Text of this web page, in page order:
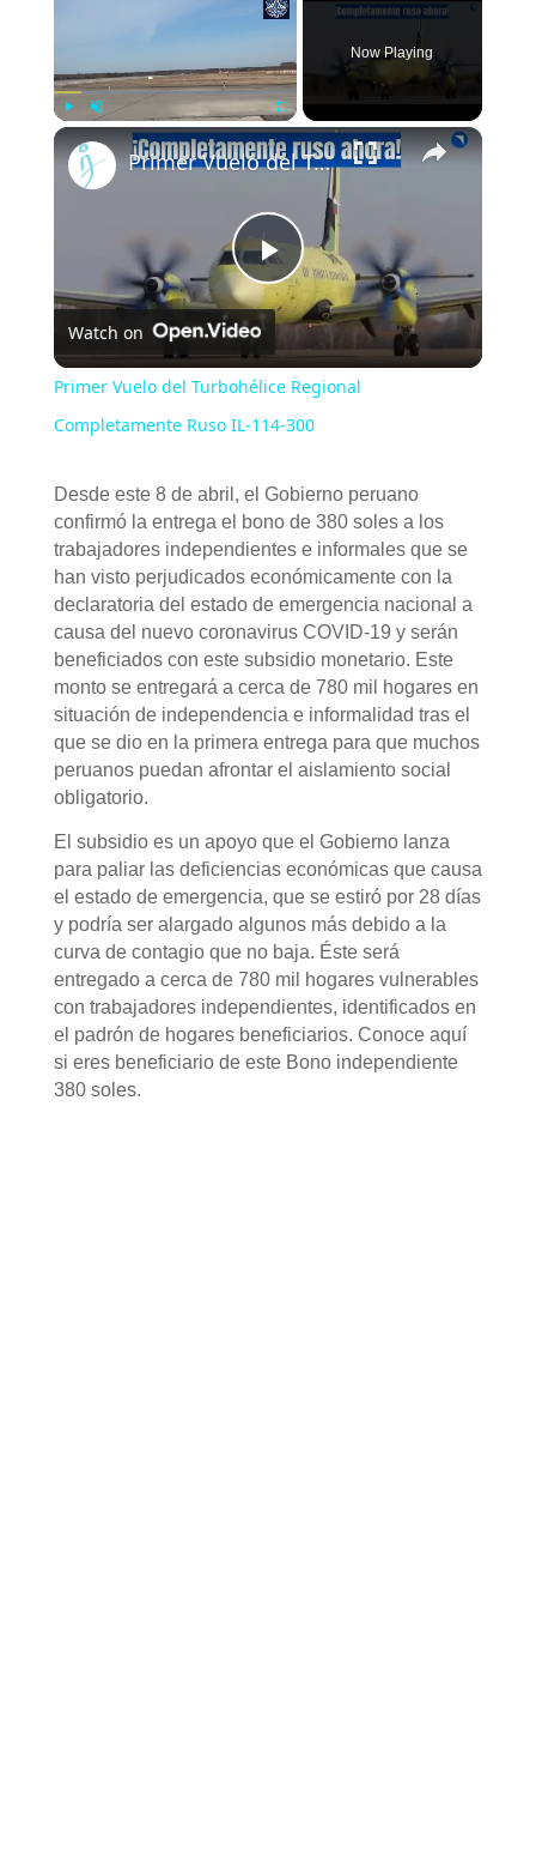
Fullscreen
Now Playing
×
P
l
a
y
V
i
d
e
o
Primer Vuelo del Turbohélice Regional Completamente Ruso IL-114-300
Watch on
Primer Vuelo del Turbohélice Regional
Completamente Ruso IL-114-300
Desde este 8 de abril, el Gobierno peruano
confirmó la entrega el bono de 380 soles a los
trabajadores independientes e informales que se
han visto perjudicados económicamente con la
declaratoria del estado de emergencia nacional a
causa del nuevo coronavirus COVID-19 y serán
beneficiados con este subsidio monetario. Este
monto se entregará a cerca de 780 mil hogares en
situación de independencia e informalidad tras el
que se dio en la primera entrega para que muchos
peruanos puedan afrontar el aislamiento social
obligatorio.
El subsidio es un apoyo que el Gobierno lanza
para paliar las deficiencias económicas que causa
el estado de emergencia, que se estiró por 28 días
y podría ser alargado algunos más debido a la
curva de contagio que no baja. Éste será
entregado a cerca de 780 mil hogares vulnerables
con trabajadores independientes, identificados en
el padrón de hogares beneficiarios. Conoce aquí
si eres beneficiario de este Bono independiente
380 soles.